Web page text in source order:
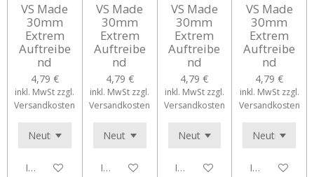
VS Made
30mm
Extrem
Auftreibe
nd
4,79 €
inkl. MwSt zzgl.
Versandkosten
In den Warenkorb
VS Made
30mm
Extrem
Auftreibe
nd
4,79 €
inkl. MwSt zzgl.
Versandkosten
In den Warenkorb
VS Made
30mm
Extrem
Auftreibe
nd
4,79 €
inkl. MwSt zzgl.
Versandkosten
In den Warenkorb
VS Made
30mm
Extrem
Auftreibe
nd
4,79 €
inkl. MwSt zzgl.
Versandkosten
In den